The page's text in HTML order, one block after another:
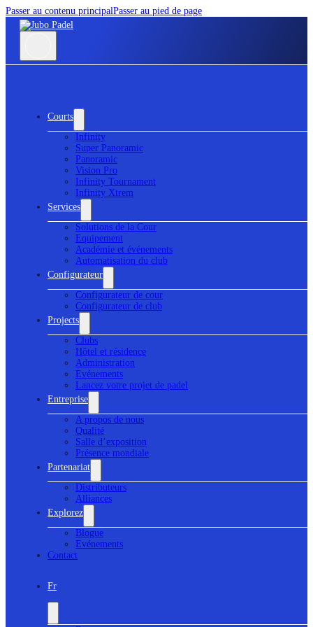
Passer au contenu principalPasser au pied de page
Courts
Infinity
Super Panoramic
Panoramic
Vision Pro
Infinity Tournament
Infinity Xtrem
Services
Solutions de la Cour
Equipement
Académie et événements
Automatisation du club
Configurateur
Configurateur de cour
Configurateur de club
Projects
Clubs
Hôtel et résidence
Administration
Evénements
Lancez votre projet de padel
Entreprise
A propos de nous
Qualité
Salle d’exposition
Présence mondiale
Partenariat
Distributeurs
Alliances
Explorez
Blogue
Evénements
Contact
Fr